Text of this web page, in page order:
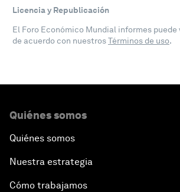
Licencia y Republicación
El Foro Económico Mundial informes puede
de acuerdo con nuestrosTérminos de uso.
Quiénes somos
Quiénes somos
Nuestra estrategia
Cómo trabajamos